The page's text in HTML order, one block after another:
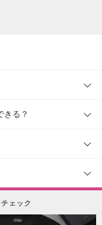
きる？
ェック